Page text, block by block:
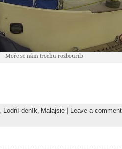
Moře se nám trochu rozbouřilo
Lodní deník Malajsie | Leave a comment